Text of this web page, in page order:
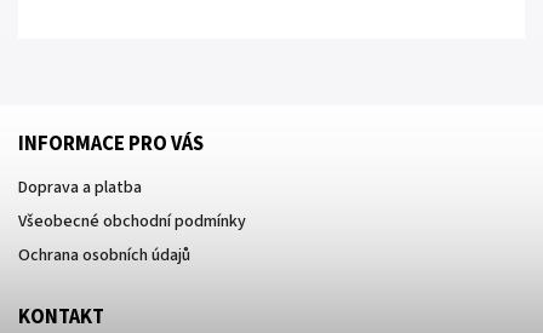
INFORMACE PRO VÁS
Doprava a platba
Všeobecné obchodní podmínky
Ochrana osobních údajů
KONTAKT